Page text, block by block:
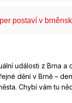
postaví v
události z Brna
dění v Brně –
Chybí vám tu